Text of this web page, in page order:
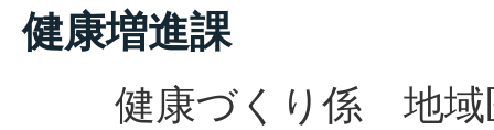
健康増進課
健康づくり係 地域